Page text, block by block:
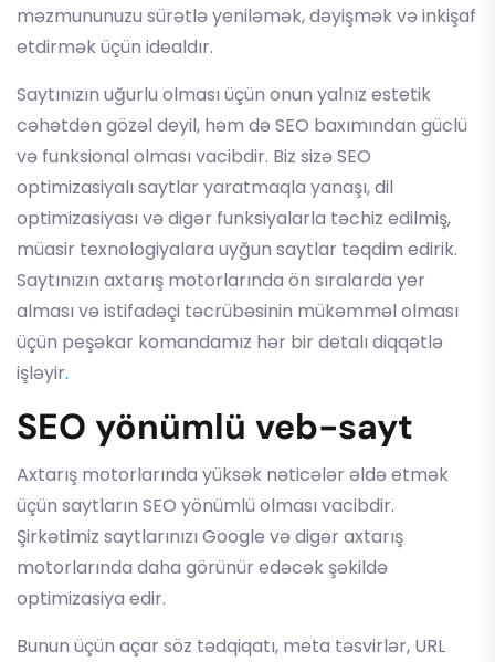
məzmununuzu sürətlə yeniləmək, dəyişmək və inkişaf
etdirmək üçün idealdır.
Saytınızın uğurlu olması üçün onun yalnız estetik
cəhətdən gözəl deyil, həm də SEO baxımından güclü
və funksional olması vacibdir. Biz sizə SEO
optimizasiyalı saytlar yaratmaqla yanaşı, dil
optimizasiyası və digər funksiyalarla təchiz edilmiş,
müasir texnologiyalara uyğun saytlar təqdim edirik.
Saytınızın axtarış motorlarında ön sıralarda yer
alması və istifadəçi təcrübəsinin mükəmməl olması
üçün peşəkar komandamız hər bir detalı diqqətlə
işləyir.
SEO yönümlü veb-sayt
Axtarış motorlarında yüksək nəticələr əldə etmək
üçün saytların SEO yönümlü olması vacibdir.
Şirkətimiz saytlarınızı Google və digər axtarış
motorlarında daha görünür edəcək şəkildə
optimizasiya edir.
Bunun üçün açar söz tədqiqatı, meta təsvirlər, URL